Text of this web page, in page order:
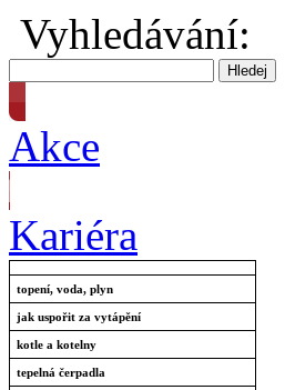
Vyhledávání:
Akce
Kariéra
topení, voda, plyn
jak uspořit za vytápění
kotle a kotelny
tepelná čerpadla